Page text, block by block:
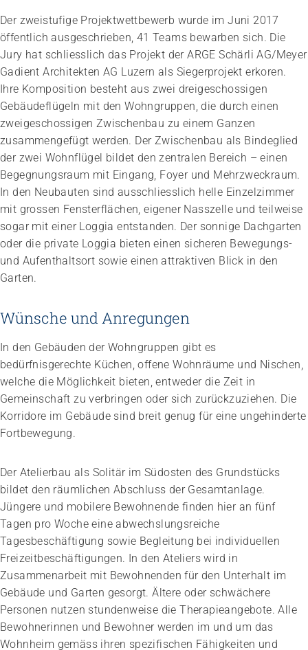
Impuls
Umgang mit verhaltensbezogenen und
psychologischen Symptomen bei Menschen mit
Demenz
20.08.2026 online
Der zweistufige Projektwettbewerb wurde im Juni 2017
öffentlich ausgeschrieben, 41 Teams bewarben sich. Die
Jury hat schliesslich das Projekt der ARGE Schärli AG/Meyer
Gadient Architekten AG Luzern als Siegerprojekt erkoren.
Ihre Komposition besteht aus zwei dreigeschossigen
Gebäudeflügeln mit den Wohngruppen, die durch einen
zweigeschossigen Zwischenbau zu einem Ganzen
zusammengefügt werden. Der Zwischenbau als Bindeglied
der zwei Wohnflügel bildet den zentralen Bereich – einen
Begegnungsraum mit Eingang, Foyer und Mehrzweckraum.
In den Neubauten sind ausschliesslich helle Einzelzimmer
mit grossen Fensterflächen, eigener Nasszelle und teilweise
sogar mit einer Loggia entstanden. Der sonnige Dachgarten
oder die private Loggia bieten einen sicheren Bewegungs-
und Aufenthaltsort sowie einen attraktiven Blick in den
Garten.
Wünsche und Anregungen
In den Gebäuden der Wohngruppen gibt es
bedürfnisgerechte Küchen, offene Wohnräume und Nischen,
welche die Möglichkeit bieten, entweder die Zeit in
Gemeinschaft zu verbringen oder sich zurückzuziehen. Die
Korridore im Gebäude sind breit genug für eine ungehinderte
Fortbewegung.
Der Atelierbau als Solitär im Südosten des Grundstücks
bildet den räumlichen Abschluss der Gesamtanlage.
Jüngere und mobilere Bewohnende finden hier an fünf
Tagen pro Woche eine abwechslungsreiche
Tagesbeschäftigung sowie Begleitung bei individuellen
Freizeitbeschäftigungen. In den Ateliers wird in
Zusammenarbeit mit Bewohnenden für den Unterhalt im
Gebäude und Garten gesorgt. Ältere oder schwächere
Personen nutzen stundenweise die Therapieangebote. Alle
Bewohnerinnen und Bewohner werden im und um das
Wohnheim gemäss ihren spezifischen Fähigkeiten und